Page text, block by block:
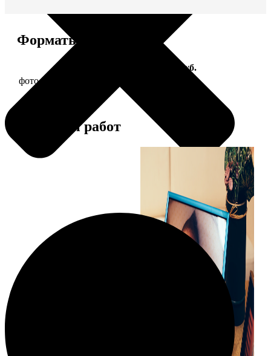
Форматы и цены
Цена, руб.
фото 15х20 в деревянной рамке
Примеры работ